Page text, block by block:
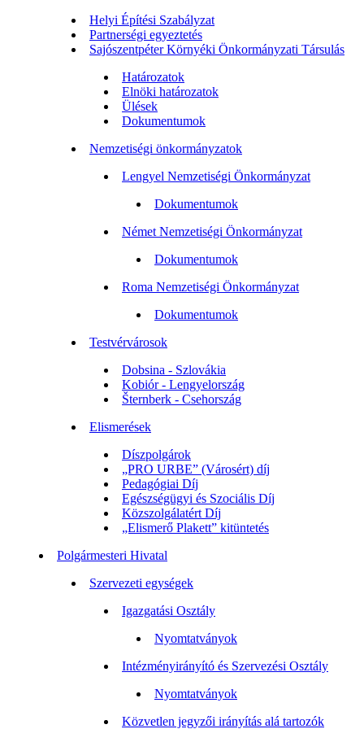
Helyi Építési Szabályzat
Partnerségi egyeztetés
Sajószentpéter Környéki Önkormányzati Társulás
Határozatok
Elnöki határozatok
Ülések
Dokumentumok
Nemzetiségi önkormányzatok
Lengyel Nemzetiségi Önkormányzat
Dokumentumok
Német Nemzetiségi Önkormányzat
Dokumentumok
Roma Nemzetiségi Önkormányzat
Dokumentumok
Testvérvárosok
Dobsina - Szlovákia
Kobiór - Lengyelország
Šternberk - Csehország
Elismerések
Díszpolgárok
„PRO URBE” (Városért) díj
Pedagógiai Díj
Egészségügyi és Szociális Díj
Közszolgálatért Díj
„Elismerő Plakett” kitüntetés
Polgármesteri Hivatal
Szervezeti egységek
Igazgatási Osztály
Nyomtatványok
Intézményirányító és Szervezési Osztály
Nyomtatványok
Közvetlen jegyzői irányítás alá tartozók